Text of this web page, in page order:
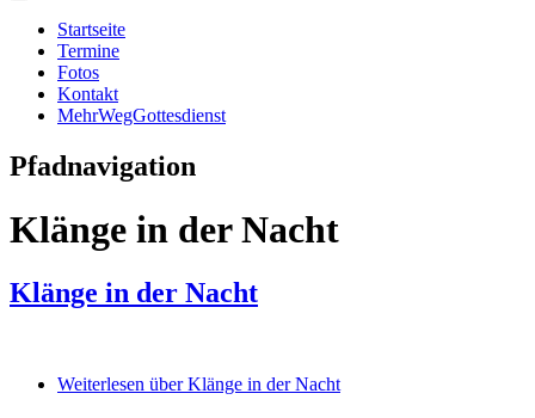
Startseite
Termine
Fotos
Kontakt
MehrWegGottesdienst
Pfadnavigation
Klänge in der Nacht
Klänge in der Nacht
Weiterlesen über Klänge in der Nacht